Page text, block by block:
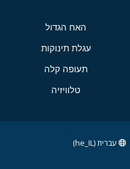
האח הגדול
עגלת תינוקות
תעופה קלה
טלוויזיה
עברית (he_IL)